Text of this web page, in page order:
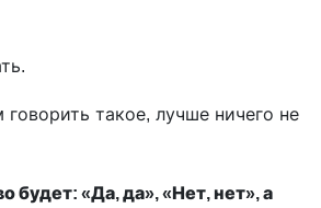
такое, лучше ничего не
будет: «Да, да», «Нет, нет», а